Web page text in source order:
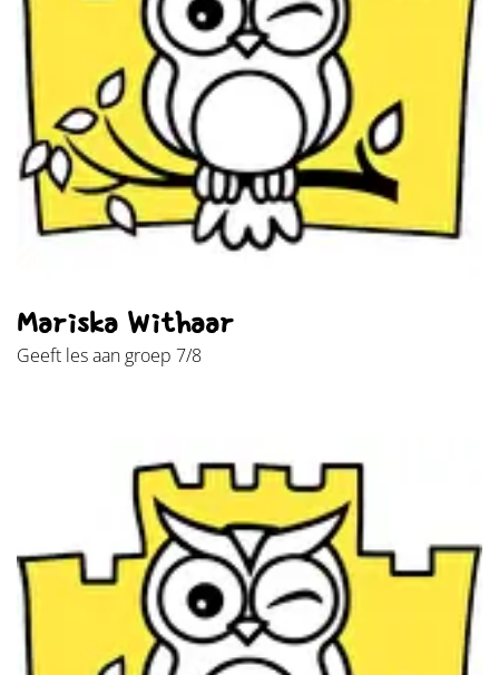
Mariska Withaar
Geeft les aan groep 7/8